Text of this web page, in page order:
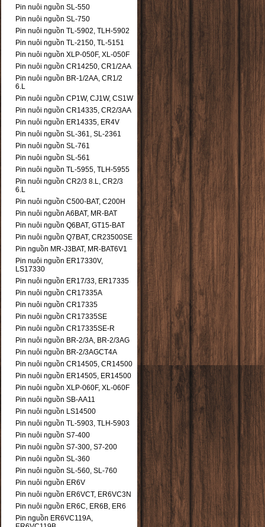
Pin nuôi nguồn SL-550
Pin nuôi nguồn SL-750
Pin nuôi nguồn TL-5902, TLH-5902
Pin nuôi nguồn TL-2150, TL-5151
Pin nuôi nguồn XLP-050F, XL-050F
Pin nuôi nguồn CR14250, CR1/2AA
Pin nuôi nguồn BR-1/2AA, CR1/2
6.L
Pin nuôi nguồn CP1W, CJ1W, CS1W
Pin nuôi nguồn CR14335, CR2/3AA
Pin nuôi nguồn ER14335, ER4V
Pin nuôi nguồn SL-361, SL-2361
Pin nuôi nguồn SL-761
Pin nuôi nguồn SL-561
Pin nuôi nguồn TL-5955, TLH-5955
Pin nuôi nguồn CR2/3 8.L, CR2/3
6.L
Pin nuôi nguồn C500-BAT, C200H
Pin nuôi nguồn A6BAT, MR-BAT
Pin nuôi nguồn Q6BAT, GT15-BAT
Pin nuôi nguồn Q7BAT, CR23500SE
Pin nguồn MR-J3BAT, MR-BAT6V1
Pin nuôi nguồn ER17330V,
LS17330
Pin nuôi nguồn ER17/33, ER17335
Pin nuôi nguồn CR17335A
Pin nuôi nguồn CR17335
Pin nuôi nguồn CR17335SE
Pin nuôi nguồn CR17335SE-R
Pin nuôi nguồn BR-2/3A, BR-2/3AG
Pin nuôi nguồn BR-2/3AGCT4A
Pin nuôi nguồn CR14505, CR14500
Pin nuôi nguồn ER14505, ER14500
Pin nuôi nguồn XLP-060F, XL-060F
Pin nuôi nguồn SB-AA11
Pin nuôi nguồn LS14500
Pin nuôi nguồn TL-5903, TLH-5903
Pin nuôi nguồn S7-400
Pin nuôi nguồn S7-300, S7-200
Pin nuôi nguồn SL-360
Pin nuôi nguồn SL-560, SL-760
Pin nuôi nguồn ER6V
Pin nuôi nguồn ER6VCT, ER6VC3N
Pin nuôi nguồn ER6C, ER6B, ER6
Pin nguồn ER6VC119A,